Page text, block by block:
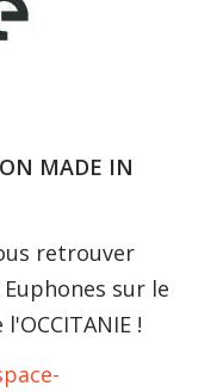
MADE IN
retrouver
sur le
!